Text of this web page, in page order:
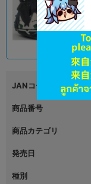
大阪日
在庫あり
JANコード
商品番号
商品カテゴリ
発売日
種別